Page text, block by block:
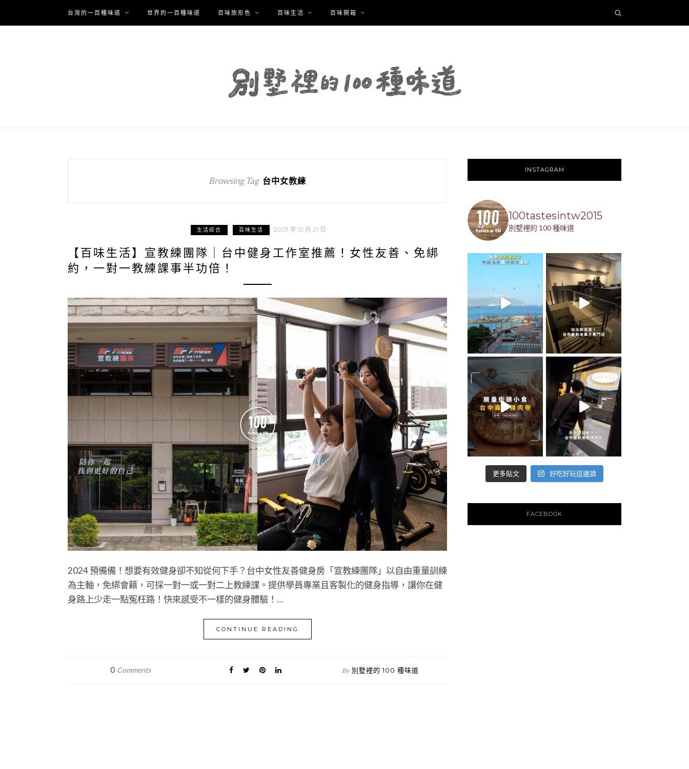
台灣的一百種味道 世界的一百種味道 百味旅形色 百味生活 百味開箱
Browsing Tag 台中女教練
生活綜合 百味生活 2023 年 12 月 21 日
【百味生活】宣教練團隊｜台中健身工作室推薦！女性友善、免綁
約，一對一教練課事半功倍！
2024 預備備！想要有效健身卻不知從何下手？台中女性友善健身房「宣教練團隊」以自由重量訓練
為主軸，免綁會籍，可採一對一或一對二上教練課。提供學員專業且客製化的健身指導，讓你在健
身路上少走一點冤枉路！快來感受不一樣的健身體驗！…
CONTINUE READING
0 Comments By 別墅裡的 100 種味道
INSTAGRAM
100tastesintw2015
別墅裡的 100 種味道
更多貼文 好吃好玩這邊請
FACEBOOK